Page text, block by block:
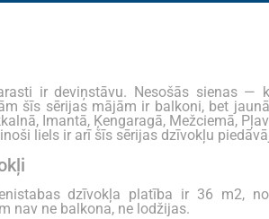
ir deviņstāvu. Nesošās sienas —
šīs sērijas mājām ir balkoni, bet
Imantā, Ķengaragā, Mežciemā,
liels ir arī šīs sērijas dzīvokļu
dzīvokļa platība ir 36 m2,
nav ne balkona, ne lodžijas.